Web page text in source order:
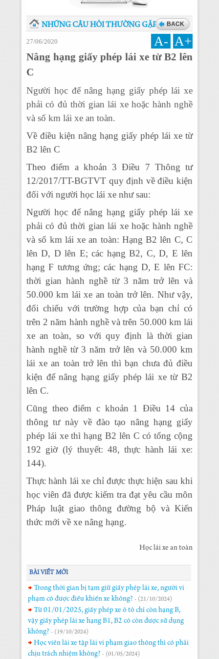
NHỮNG CÂU HỎI THƯỜNG GẶP BACK
27/06/2020 A- A+
Nâng hạng giấy phép lái xe từ B2 lên
C
Người học để nâng hạng giấy phép lái xe
phải có đủ thời gian lái xe hoặc hành nghề
và số km lái xe an toàn.
Về điều kiện nâng hạng giấy phép lái xe từ
B2 lên C
Theo điểm a khoản 3 Điều 7 Thông tư
12/2017/TT-BGTVT quy định về điều kiện
đối với người học lái xe như sau:
Người học để nâng hạng giấy phép lái xe
phải có đủ thời gian lái xe hoặc hành nghề
và số km lái xe an toàn: Hạng B2 lên C, C
lên D, D lên E; các hạng B2, C, D, E lên
hạng F tương ứng; các hạng D, E lên FC:
thời gian hành nghề từ 3 năm trở lên và
50.000 km lái xe an toàn trở lên. Như vậy,
đối chiếu với trường hợp của bạn chỉ có
trên 2 năm hành nghề và trên 50.000 km lái
xe an toàn, so với quy định là thời gian
hành nghề từ 3 năm trở lên và 50.000 km
lái xe an toàn trở lên thì bạn chưa đủ điều
kiện để nâng hạng giấy phép lái xe từ B2
lên C.
Cũng theo điểm c khoản 1 Điều 14 của
thông tư này về đào tạo nâng hạng giấy
phép lái xe thì hạng B2 lên C có tổng cộng
192 giờ (lý thuyết: 48, thực hành lái xe:
144).
Thực hành lái xe chỉ được thực hiện sau khi
học viên đã được kiểm tra đạt yêu cầu môn
Pháp luật giao thông đường bộ và Kiến
thức mới về xe nâng hạng.
Học lái xe an toàn
BÀI VIẾT MỚI
Trong thời gian bị tạm giữ giấy phép lái xe, người vi
phạm có được điều khiển xe không? - (21/10/2024)
Từ 01/01/2025, giấy phép xe ô tô chỉ còn hạng B,
vậy giấy phép lái xe hạng B1, B2 có còn được sử dụng
không? - (19/10/2024)
Học viên lái xe tập lái vi phạm giao thông thì có phải
chịu trách nhiệm không? - (01/05/2024)